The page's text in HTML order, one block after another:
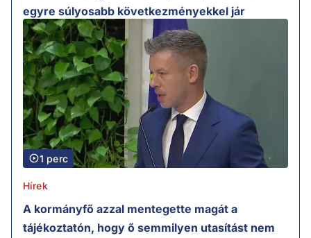
egyre súlyosabb következményekkel jár
1 perc
Hírek
A kormányfő azzal mentegette magát a
tájékoztatón, hogy ő semmilyen utasítást nem